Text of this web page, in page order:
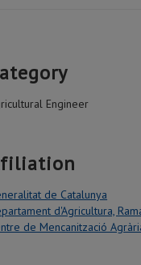
Engineer
de Catalunya
d'Agricultura,
de Mencanització